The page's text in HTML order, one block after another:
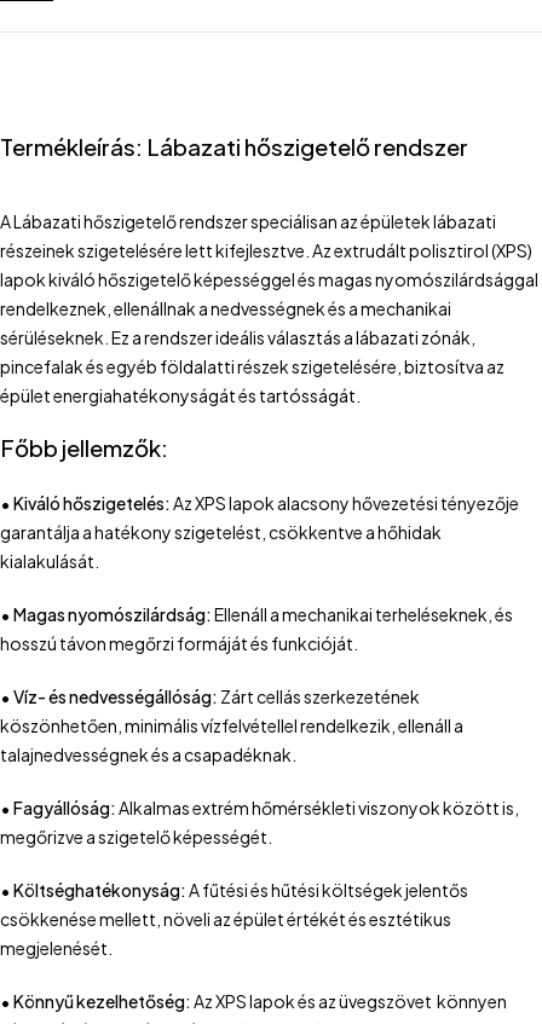
Termékleírás: Lábazati hőszigetelő rendszer
A Lábazati hőszigetelő rendszer speciálisan az épületek lábazati
részeinek szigetelésére lett kifejlesztve. Az extrudált polisztirol (XPS)
lapok kiváló hőszigetelő képességgel és magas nyomószilárdsággal
rendelkeznek, ellenállnak a nedvességnek és a mechanikai
sérüléseknek. Ez a rendszer ideális választás a lábazati zónák,
pincefalak és egyéb földalatti részek szigetelésére, biztosítva az
épület energiahatékonyságát és tartósságát.
Főbb jellemzők:
• Kiváló hőszigetelés:Az XPS lapok alacsony hővezetési tényezője
garantálja a hatékony szigetelést, csökkentve a hőhidak
kialakulását.
• Magas nyomószilárdság:Ellenáll a mechanikai terheléseknek, és
hosszú távon megőrzi formáját és funkcióját.
• Víz- és nedvességállóság: Zárt cellás szerkezetének
köszönhetően, minimális vízfelvétellel rendelkezik, ellenáll a
talajnedvességnek és a csapadéknak.
• Fagyállóság:Alkalmas extrém hőmérsékleti viszonyok között is,
megőrizve a szigetelő képességét.
• Költséghatékonyság:A fűtési és hűtési költségek jelentős
csökkenése mellett, növeli az épület értékét és esztétikus
megjelenését.
• Könnyű kezelhetőség:Az XPS lapok és az üvegszövet könnyen